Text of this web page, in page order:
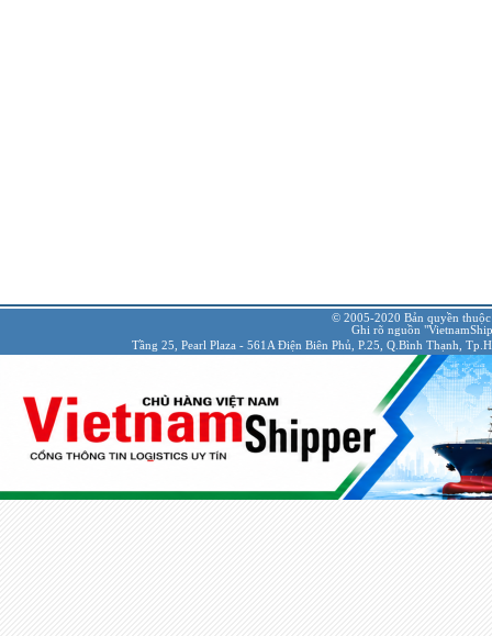
© 2005-2020 Bản quyền
Ghi rõ nguồn
Tầng 25, Pearl Plaza - 561A Điện Biên Phủ, P.25, Q.Bình Thạnh,